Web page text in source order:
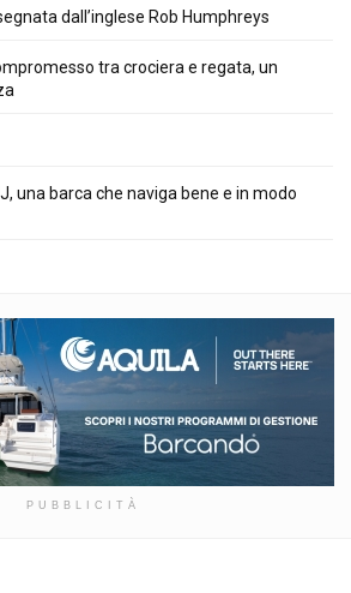
dall’inglese Rob Humphreys
tra crociera e regata, un
una barca che naviga bene e in modo
PUBBLICITÀ